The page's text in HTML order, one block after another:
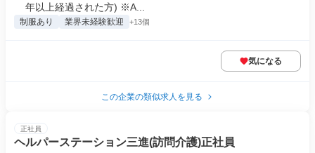
年以上経過された方) ※A...
制服あり 業界未経験歓迎 +13個
気になる
この企業の類似求人を見る
正社員
ヘルパーステーション三進(訪問介護)正社員